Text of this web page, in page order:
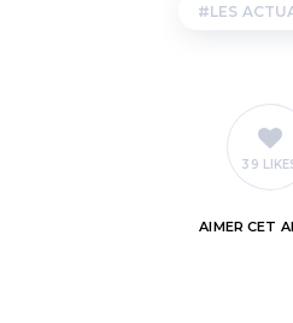
LES
39
AIMER CET